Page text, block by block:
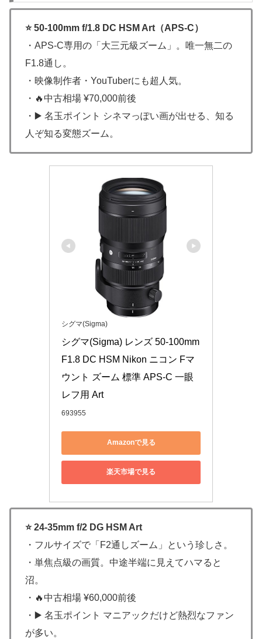
⭐ 50-100mm f/1.8 DC HSM Art（APS-C）
・APS-C専用の「大三元級ズーム」。唯一無二の
F1.8通し。
・映像制作者・YouTuberにも超人気。
・🔥中古相場 ¥70,000前後
・▶️ 名玉ポイント シネマっぽい画が出せる、知る
人ぞ知る変態ズーム。
シグマ(Sigma)
シグマ(Sigma) レンズ 50-100mm
F1.8 DC HSM Nikon ニコン Fマ
ウント ズーム 標準 APS-C 一眼
レフ用 Art
693955
Amazonで見る
楽天市場で見る
⭐ 24-35mm f/2 DG HSM Art
・フルサイズで「F2通しズーム」という珍しさ。
・単焦点級の画質。中途半端に見えてハマると
沼。
・🔥中古相場 ¥60,000前後
・▶️ 名玉ポイント マニアックだけど熱烈なファン
が多い。